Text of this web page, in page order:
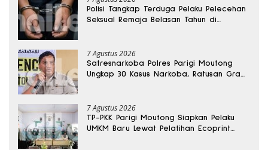
Polisi Tangkap Terduga Pelaku Pelecehan
Seksual Remaja Belasan Tahun di
7 Agustus 2026
Satresnarkoba Polres Parigi Moutong
Ungkap 30 Kasus Narkoba, Ratusan Gram
7 Agustus 2026
TP-PKK Parigi Moutong Siapkan Pelaku
UMKM Baru Lewat Pelatihan Ecoprint